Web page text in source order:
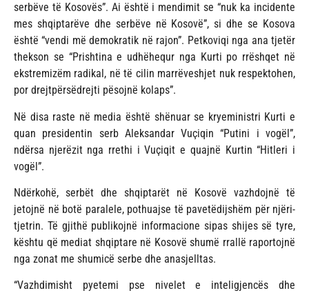
serbëve të Kosovës”. Ai është i mendimit se “nuk ka incidente
mes shqiptarëve dhe serbëve në Kosovë”, si dhe se Kosova
është “vendi më demokratik në rajon”. Petkoviqi nga ana tjetër
thekson se “Prishtina e udhëhequr nga Kurti po rrëshqet në
ekstremizëm radikal, në të cilin marrëveshjet nuk respektohen,
por drejtpërsëdrejti pësojnë kolaps”.
Në disa raste në media është shënuar se kryeministri Kurti e
quan presidentin serb Aleksandar Vuçiqin “Putini i vogël”,
ndërsa njerëzit nga rrethi i Vuçiqit e quajnë Kurtin “Hitleri i
vogël”.
Ndërkohë, serbët dhe shqiptarët në Kosovë vazhdojnë të
jetojnë në botë paralele, pothuajse të pavetëdijshëm për njëri-
tjetrin. Të gjithë publikojnë informacione sipas shijes së tyre,
kështu që mediat shqiptare në Kosovë shumë rrallë raportojnë
nga zonat me shumicë serbe dhe anasjelltas.
“Vazhdimisht pyetemi pse nivelet e inteligjencës dhe